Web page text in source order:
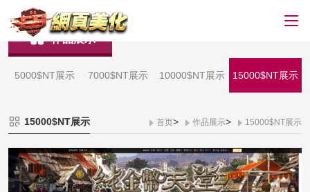
作品展示
5000$NT展示 7000$NT展示 10000$NT展示 15000$NT展示
15000$NT展示 首页> 作品展示> 15000$NT展示